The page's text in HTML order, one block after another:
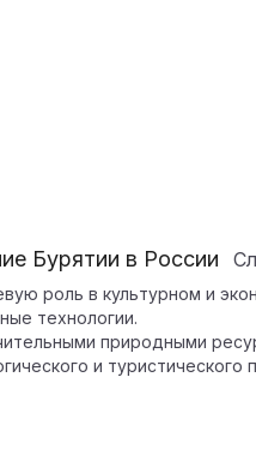
Бурятии в России
роль в культурном и
технологии.
природными
и туристического